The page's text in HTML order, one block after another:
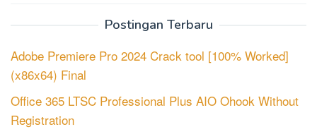
Postingan Terbaru
Adobe Premiere Pro 2024 Crack tool [100% Worked]
(x86x64) Final
Office 365 LTSC Professional Plus AIO Ohook Without
Registration